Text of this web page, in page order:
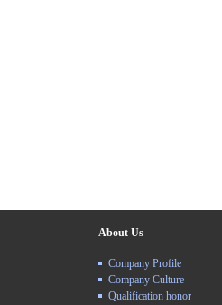
About Us
Company Profile
Company Culture
Qualification honor